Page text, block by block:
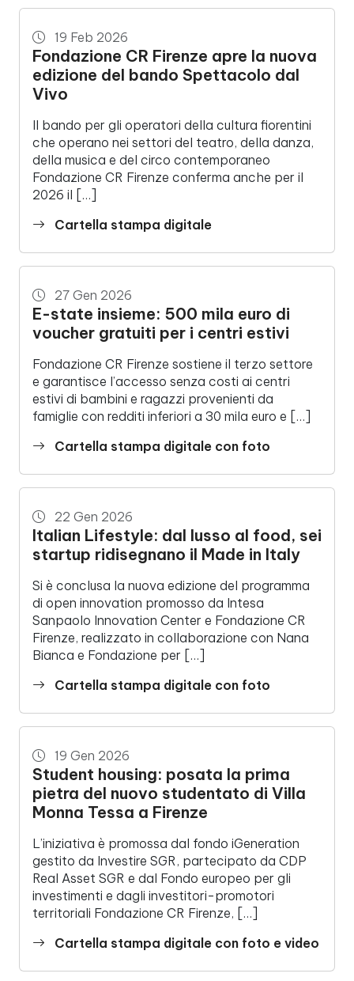
19 Feb 2026
Fondazione CR Firenze apre la nuova
edizione del bando Spettacolo dal
Vivo
Il bando per gli operatori della cultura fiorentini
che operano nei settori del teatro, della danza,
della musica e del circo contemporaneo
Fondazione CR Firenze conferma anche per il
2026 il […]
Cartella stampa digitale
27 Gen 2026
E-state insieme: 500 mila euro di
voucher gratuiti per i centri estivi
Fondazione CR Firenze sostiene il terzo settore
e garantisce l’accesso senza costi ai centri
estivi di bambini e ragazzi provenienti da
famiglie con redditi inferiori a 30 mila euro e […]
Cartella stampa digitale con foto
22 Gen 2026
Italian Lifestyle: dal lusso al food, sei
startup ridisegnano il Made in Italy
Si è conclusa la nuova edizione del programma
di open innovation promosso da Intesa
Sanpaolo Innovation Center e Fondazione CR
Firenze, realizzato in collaborazione con Nana
Bianca e Fondazione per […]
Cartella stampa digitale con foto
19 Gen 2026
Student housing: posata la prima
pietra del nuovo studentato di Villa
Monna Tessa a Firenze
L’iniziativa è promossa dal fondo iGeneration
gestito da Investire SGR, partecipato da CDP
Real Asset SGR e dal Fondo europeo per gli
investimenti e dagli investitori-promotori
territoriali Fondazione CR Firenze, […]
Cartella stampa digitale con foto e video